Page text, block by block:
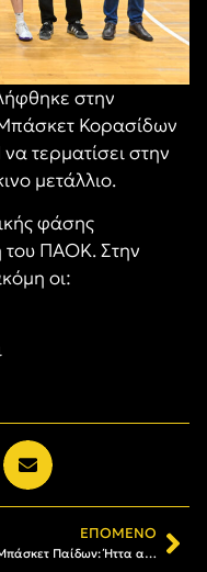
στην
Κορασίδων
τερματίσει στην
μετάλλιο.
φάσης
του ΠΑΟΚ. Στην
οι:
ΕΠΌΜΕΝΟ
Μπάσκετ Παίδων: Ήττα από το Περιστέρι